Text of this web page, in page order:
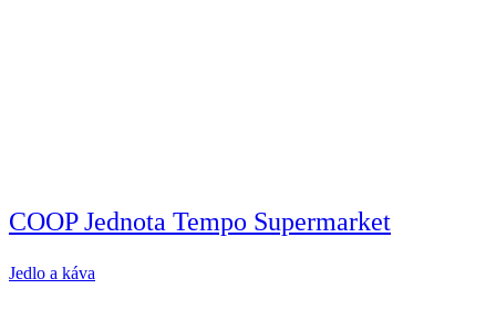
COOP Jednota Tempo Supermarket
Jedlo a káva